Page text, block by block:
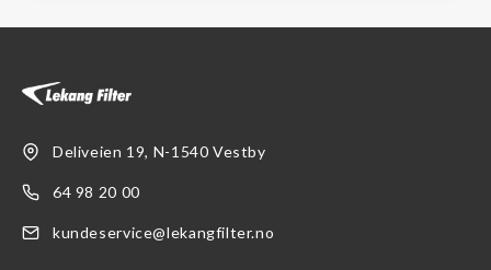
Deliveien 19, N-1540 Vestby
64 98 20 00
kundeservice@lekangfilter.no